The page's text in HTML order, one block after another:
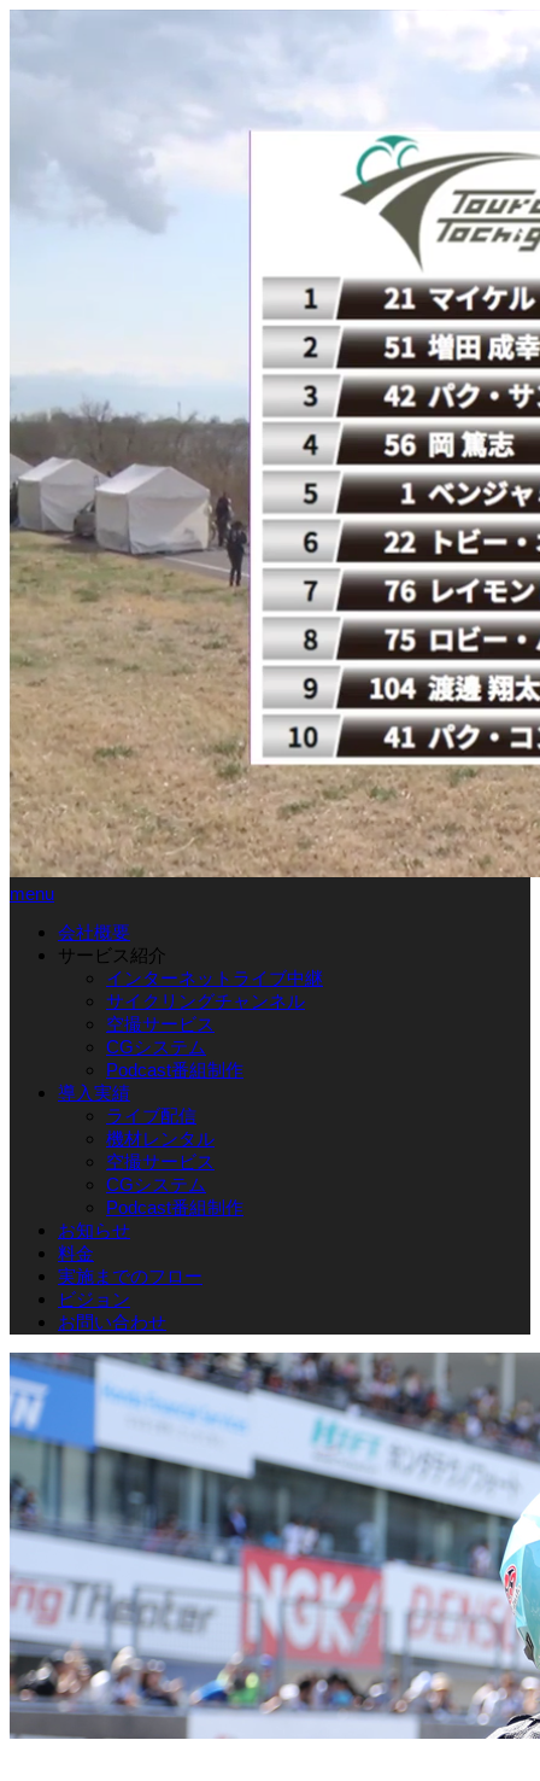
menu
会社概要
サービス紹介
インターネットライブ中継
サイクリングチャンネル
空撮サービス
CGシステム
Podcast番組制作
導入実績
ライブ配信
機材レンタル
空撮サービス
CGシステム
Podcast番組制作
お知らせ
料金
実施までのフロー
ビジョン
お問い合わせ